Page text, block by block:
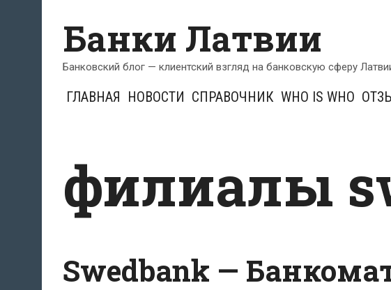
содержимому
Банки Латвии
Банковский блог — клиентский взгляд на банковскую сферу
ГЛАВНАЯ НОВОСТИ СПРАВОЧНИК WHO IS WHO
филиалы
Swedbank —